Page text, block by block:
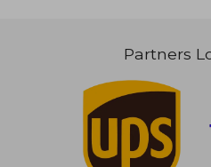
Partners